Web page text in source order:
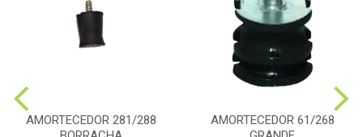
AMORTECEDOR 281/288
AMORTECEDOR 61/268